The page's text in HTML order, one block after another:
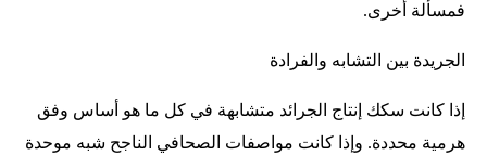
فمسألة أخرى.
الجريدة بين التشابه والفرادة
إذا كانت سكك إنتاج الجرائد متشابهة في كل ما هو أساس وفق
هرمية محددة. وإذا كانت مواصفات الصحافي الناجح شبه موحدة